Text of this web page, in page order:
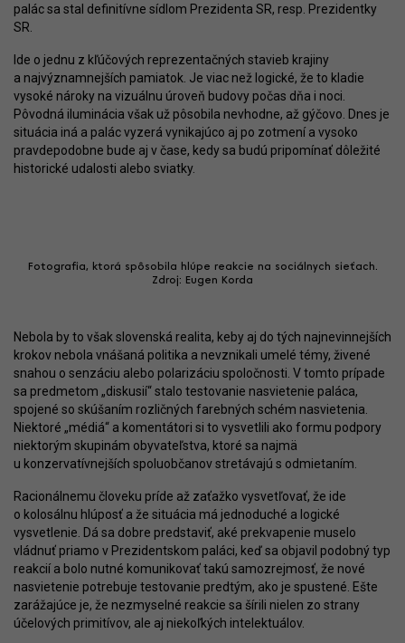
palác sa stal definitívne sídlom Prezidenta SR, resp. Prezidentky
SR.
Ide o jednu z kľúčových reprezentačných stavieb krajiny
a najvýznamnejších pamiatok. Je viac než logické, že to kladie
vysoké nároky na vizuálnu úroveň budovy počas dňa i noci.
Pôvodná iluminácia však už pôsobila nevhodne, až gýčovo. Dnes je
situácia iná a palác vyzerá vynikajúco aj po zotmení a vysoko
pravdepodobne bude aj v čase, kedy sa budú pripomínať dôležité
historické udalosti alebo sviatky.
Fotografia, ktorá spôsobila hlúpe reakcie na sociálnych sieťach.
Zdroj: Eugen Korda
Nebola by to však slovenská realita, keby aj do tých najnevinnejších
krokov nebola vnášaná politika a nevznikali umelé témy, živené
snahou o senzáciu alebo polarizáciu spoločnosti. V tomto prípade
sa predmetom „diskusií“ stalo testovanie nasvietenie paláca,
spojené so skúšaním rozličných farebných schém nasvietenia.
Niektoré „médiá“ a komentátori si to vysvetlili ako formu podpory
niektorým skupinám obyvateľstva, ktoré sa najmä
u konzervatívnejších spoluobčanov stretávajú s odmietaním.
Racionálnemu človeku príde až zaťažko vysvetľovať, že ide
o kolosálnu hlúposť a že situácia má jednoduché a logické
vysvetlenie. Dá sa dobre predstaviť, aké prekvapenie muselo
vládnuť priamo v Prezidentskom paláci, keď sa objavil podobný typ
reakcií a bolo nutné komunikovať takú samozrejmosť, že nové
nasvietenie potrebuje testovanie predtým, ako je spustené. Ešte
zarážajúce je, že nezmyselné reakcie sa šírili nielen zo strany
účelových primitívov, ale aj niekoľkých intelektuálov.